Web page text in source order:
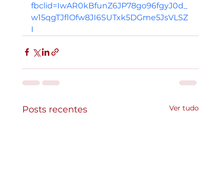
fbclid=IwAR0kBfunZ6JP78go96fgyJ0d_
w15qgTJflOfw8JI6SUTxk5DGme5JsVLSZ
I
Posts recentes Ver tudo